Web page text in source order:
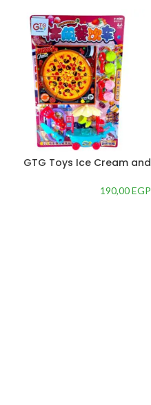
GTG Toys Ice Cream and
190,00EGP